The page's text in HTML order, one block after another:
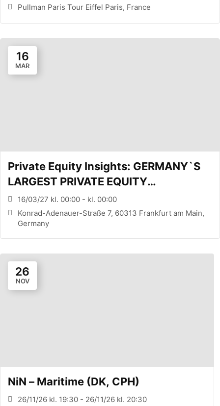
Pullman Paris Tour Eiffel Paris, France
16
MAR
Private Equity Insights: GERMANY`S
LARGEST PRIVATE EQUITY
CONFERENCE (FRANKFURT, DE)
16/03/27 kl. 00:00 - kl. 00:00
Konrad-Adenauer-Straße 7, 60313 Frankfurt am Main,
Germany
26
NOV
NiN – Maritime (DK, CPH)
26/11/26 kl. 19:30 - 26/11/26 kl. 20:30